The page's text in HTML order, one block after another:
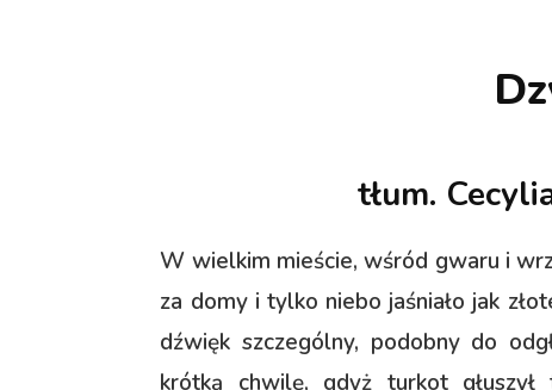
tłum.
W wielkim mieście, wśród gwaru i
za domy i tylko niebo jaśniało jak
dźwięk szczególny, podobny do
krótką chwilę, gdyż turkot